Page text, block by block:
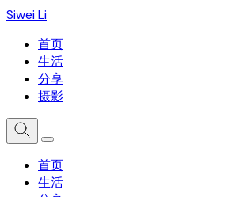
Siwei Li
首页
生活
分享
摄影
首页
生活